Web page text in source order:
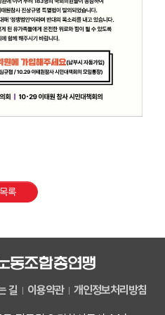
목록
길 이용약관 개인정보처리방침